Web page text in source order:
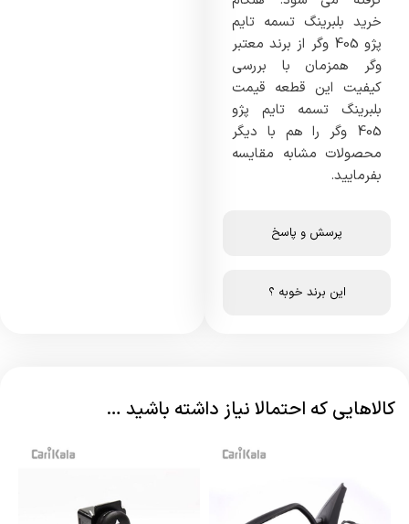
پرسش و پاسخ
این برند خوبه ؟
خرید بلبرینگ تسمه تایم
پژو 405 وگر از برند معتبر
وگر همزمان با بررسی
کیفیت این قطعه قیمت
بلبرینگ تسمه تایم پژو
405 وگر را هم با دیگر
محصولات مشابه مقایسه
بفرمایید.
کالاهایی که احتمالا نیاز داشته باشید …